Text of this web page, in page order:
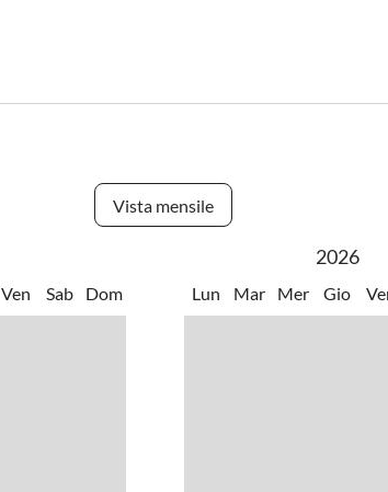
Vista mensile
Ven Sab Dom
2026
Lun Mar Mer Gio